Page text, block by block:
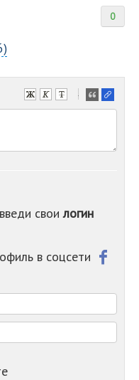
0
-
-
-
-
-
своилогин
в соцсети